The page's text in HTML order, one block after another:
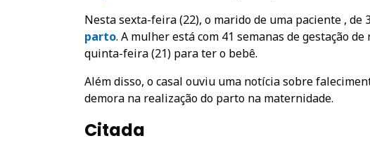
Nesta sexta-feira (22), o marido de uma paciente , de
parto. A mulher está com 41 semanas de gestação
quinta-feira (21) para ter o bebê.
Além disso, o casal ouviu uma notícia sobre
demora na realização do parto na maternidade.
Citada